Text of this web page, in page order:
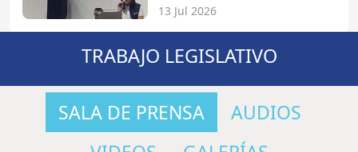
13 Jul 2026
TRABAJO LEGISLATIVO
SALA DE PRENSA
AUDIOS